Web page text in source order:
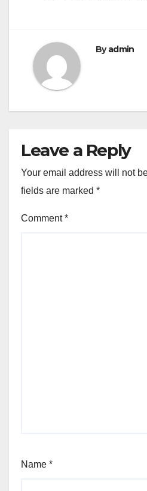
Byadmin
Leave a Reply
Your email address will not
fields are marked *
Comment*
Name *